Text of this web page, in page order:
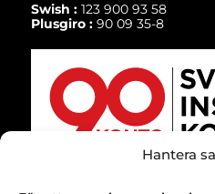
Hantera
Swish :123 900 93 58
Plusgiro :90 09 35-8
SELECT